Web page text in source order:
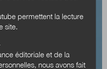
permettent la lecture
site.
éditoriale et de la
nous avons fait